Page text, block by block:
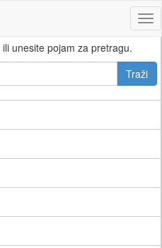
unesite pojam za pretragu.